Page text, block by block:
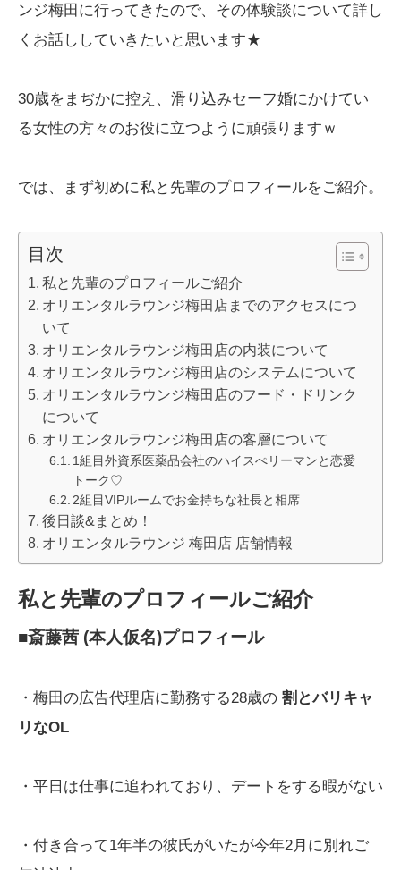
ンジ梅田に行ってきたので、その体験談について詳し
くお話ししていきたいと思います★
30歳をまぢかに控え、滑り込みセーフ婚にかけてい
る女性の方々のお役に立つように頑張りますｗ
では、まず初めに私と先輩のプロフィールをご紹介。
目次
私と先輩のプロフィールご紹介
オリエンタルラウンジ梅田店までのアクセスにつ
いて
オリエンタルラウンジ梅田店の内装について
オリエンタルラウンジ梅田店のシステムについて
オリエンタルラウンジ梅田店のフード・ドリンク
について
オリエンタルラウンジ梅田店の客層について
1組目外資系医薬品会社のハイスぺリーマンと恋愛
トーク♡
2組目VIPルームでお金持ちな社長と相席
後日談&まとめ！
オリエンタルラウンジ 梅田店 店舗情報
私と先輩のプロフィールご紹介
■斎藤茜 (本人仮名)プロフィール
・梅田の広告代理店に勤務する28歳の 割とバリキャ
リなOL
・平日は仕事に追われており、デートをする暇がない
・付き合って1年半の彼氏がいたが今年2月に別れご